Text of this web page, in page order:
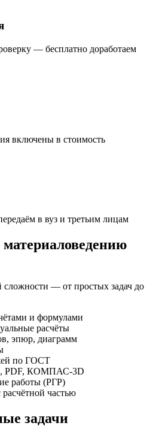
— бесплатно доработаем
включены в стоимость
в вуз и третьим лицам
— от простых задач до
и формулами
расчёты
эпюр, диаграмм
по ГОСТ
PDF, КОМПАС-3D
работы (РГР)
частью
задачи